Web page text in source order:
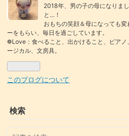
なブ
Pro
2018年、男の子の母になりま
と…！
おもちの笑顔＆母になっても
ーをもらい、毎日を過ごしています。
❁Love：食べること、出かけること、ピアノ
ージカル、文房具。
このブログについて
検索